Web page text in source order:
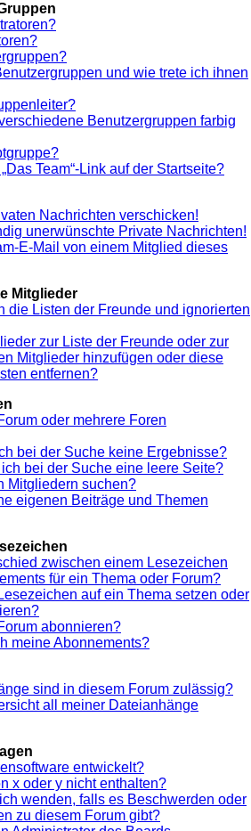
und wie trete ich ihnen
Benutzergruppen farbig
Team“-Link auf der Startseite?
Nachrichten verschicken!
unerwünschte Private Nachrichten!
E-Mail von einem Mitglied dieses
Mitglieder
die Listen der Freunde und ignorierten
zur Liste der Freunde oder zur
Mitglieder hinzufügen oder diese
entfernen?
oder mehrere Foren
bei der Suche keine Ergebnisse?
bei der Suche eine leere Seite?
Mitgliedern suchen?
eigenen Beiträge und Themen
zwischen einem Lesezeichen
für ein Thema oder Forum?
auf ein Thema setzen oder
abonnieren?
meine Abonnements?
sind in diesem Forum zulässig?
all meiner Dateianhänge
entwickelt?
x oder y nicht enthalten?
wenden, falls es Beschwerden oder
zu diesem Forum gibt?